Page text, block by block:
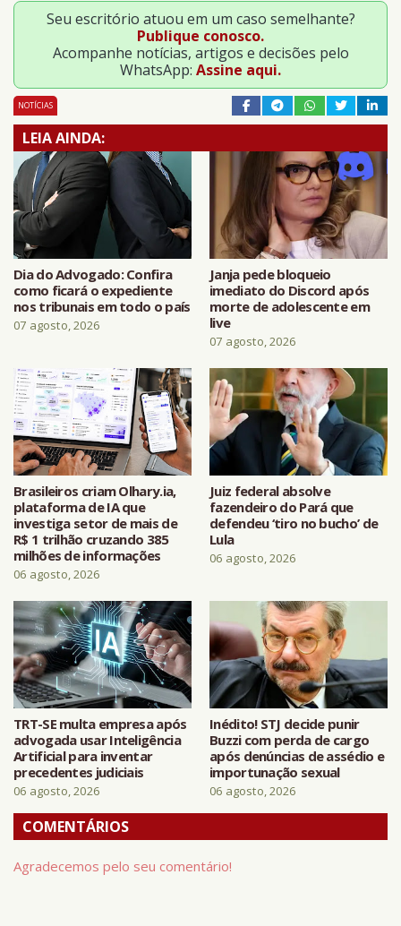
Seu escritório atuou em um caso semelhante?
Publique conosco.
Acompanhe notícias, artigos e decisões pelo
WhatsApp: Assine aqui.
NOTÍCIAS
LEIA AINDA:
Dia do Advogado: Confira
como ficará o expediente
nos tribunais em todo o país
07 agosto, 2026
Janja pede bloqueio
imediato do Discord após
morte de adolescente em
live
07 agosto, 2026
Brasileiros criam Olhary.ia,
plataforma de IA que
investiga setor de mais de
R$ 1 trilhão cruzando 385
milhões de informações
06 agosto, 2026
Juiz federal absolve
fazendeiro do Pará que
defendeu ‘tiro no bucho’ de
Lula
06 agosto, 2026
TRT-SE multa empresa após
advogada usar Inteligência
Artificial para inventar
precedentes judiciais
06 agosto, 2026
Inédito! STJ decide punir
Buzzi com perda de cargo
após denúncias de assédio e
importunação sexual
06 agosto, 2026
COMENTÁRIOS
Agradecemos pelo seu comentário!